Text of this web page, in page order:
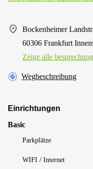
Bockenheimer
60306 Frankfurt
Zeige alle
Wegbeschreibung
Einrichtungen
Basic
Parkplätze
WIFI / Internet